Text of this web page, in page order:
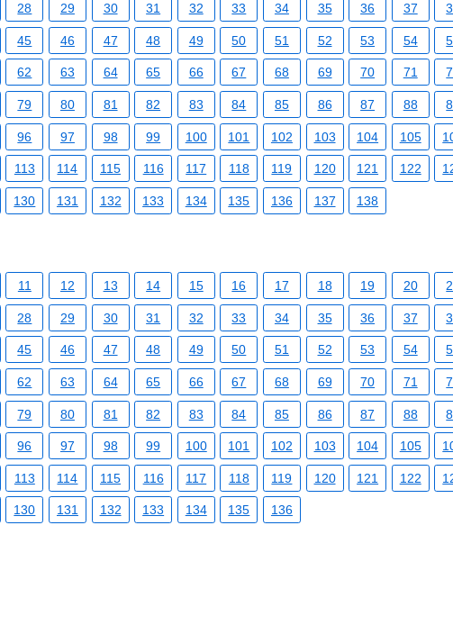
28 29 30 31 32 33 34 35 36 37
45 46 47 48 49 50 51 52 53 54
62 63 64 65 66 67 68 69 70 71
79 80 81 82 83 84 85 86 87 88
96 97 98 99 100 101 102 103 104 105
113 114 115 116 117 118 119 120 121 122
130 131 132 133 134 135 136 137 138
11 12 13 14 15 16 17 18 19 20
28 29 30 31 32 33 34 35 36 37
45 46 47 48 49 50 51 52 53 54
62 63 64 65 66 67 68 69 70 71
79 80 81 82 83 84 85 86 87 88
96 97 98 99 100 101 102 103 104 105
113 114 115 116 117 118 119 120 121 122
130 131 132 133 134 135 136